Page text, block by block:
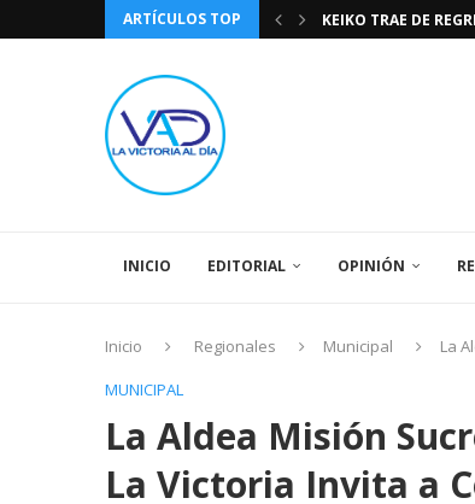
ARTÍCULOS TOP
KEIKO TRAE DE
INICIO EDITORIAL OPINIÓN
Inicio Regionales Municipal
La
MUNICIPAL
La Aldea Misión
La Victoria Invita a